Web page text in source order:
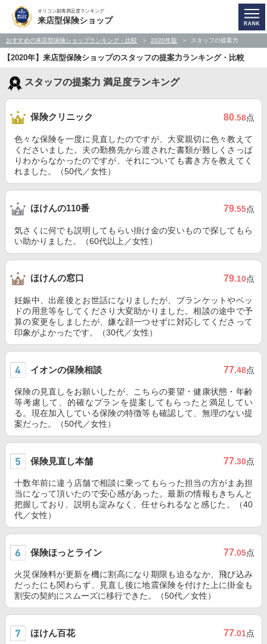
オリコン顧客満足度ランキング
来店型保険ショップ
おすすめの来店型保険ショップランキング・比較 2020年版 スタッフの提案力
【2020年】来店型保険ショップのスタッフの提案力ランキング・比較
スタッフの提案力 満足度ランキング
保険クリニック 80.58点
色々な保険を一度に見直したのですが、大変親切に色々教えて
くださいました。夫の勤務先から渡された書類が難しくさっぱ
りわからなかったのですが、それについても書き方を教えてく
れました。（50代／女性）
ほけんの110番 79.55点
気さくに何でも説明してもらい掛け金の安いもので探してもら
い助かりました。（60代以上／女性）
ほけんの窓口 79.10点
妊娠中、出産後とお世話になりましたが、ブランケットやベッ
ドの用意等をしてくださり大変助かりました。相談の途中で予
算の変更をしましたが、嫌な顔一つせずに対応してくださって
印象がよかったです。（30代／女性）
イオンの保険相談 77.48点
保険の見直しをお願いしたが、こちらの要望・健康状態・年齢
等考慮して、的確なプランを提案してもらったと満足してい
る。現在加入している保険の特徴等も確認して、無理のない提
案だった。（50代／女性）
保険見直し本舗 77.30点
十数年前に違う店舗で相談に乗ってもらった担当の方がまあ担
当になって頂いたので安心感があった。最新の情報もきちんと
把握しており、説明も淀みなく、任せられるなと感じた。（40
代／女性）
保険ほっとライン 77.05点
火災保険料が更新を機に割高になり期限も迫るなか、飛び込み
だったにも関わらず、見直し後に地震保険を付けた上に掛金も
割安の契約にスムーズに移行できた。（50代／女性）
ほけん百花 77.01点